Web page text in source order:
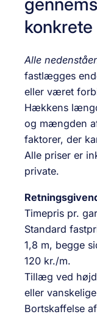
Alle
fastlægges
eller været
Hækkens
og mængden
faktorer, der
Alle priser er
private.
Timepris pr.
Standard
1,8 m, begge
120 kr./m.
Tillæg ved
eller
Bortskaffelse